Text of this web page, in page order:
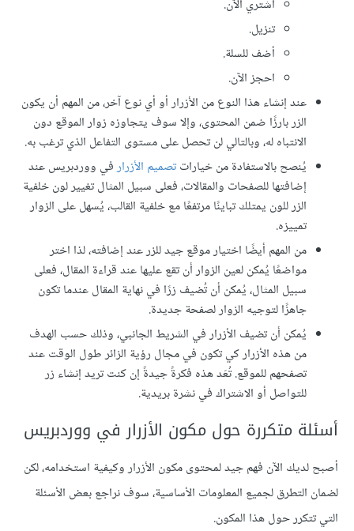
اشتري الآن.
تنزيل.
أضف للسلة.
احجز الآن.
عند إنشاء هذا النوع من الأزرار أو أي نوع آخر، من المهم أن يكون
الزر بارزًا ضمن المحتوى، وإلا سوف يتجاوزه زوار الموقع دون
الانتباه له، وبالتالي لن تحصل على مستوى التفاعل الذي ترغب به.
يُنصح بالاستفادة من خياراتتصميم الأزرارفي ووردبريس عند
إضافتها للصفحات والمقالات، فعلى سبيل المثال تغيير لون خلفية
الزر للون يمتلك تباينًا مرتفعًا مع خلفية القالب، يُسهل على الزوار
تمييزه.
من المهم أيضًا اختيار موقع جيد للزر عند إضافته، لذا اختر
مواضعًا يُمكن لعين الزوار أن تقع عليها عند قراءة المقال، فعلى
سبيل المثال، يُمكن أن تُضيف زرًا في نهاية المقال عندما تكون
جاهزًا لتوجيه الزوار لصفحة جديدة.
يُمكن أن تضيف الأزرار في الشريط الجانبي، وذلك حسب الهدف
من هذه الأزرار كي تكون في مجال رؤية الزائر طول الوقت عند
تصفحهم للموقع. تُعَد هذه فكرةً جيدةً إن كنت تريد إنشاء زر
للتواصل أو الاشتراك في نشرة بريدية.
أسئلة متكررة حول مكون الأزرار في ووردبريس
أصبح لديك الآن فهم جيد لمحتوى مكون الأزرار وكيفية استخدامه، لكن
لضمان التطرق لجميع المعلومات الأساسية، سوف نراجع بعض الأسئلة
التي تتكرر حول هذا المكون.